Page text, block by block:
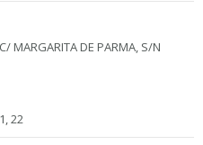
MARGARITA DE PARMA, S/N
22